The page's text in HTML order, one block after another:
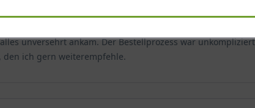
sorgfältigen Verpackung. Die Ware kam früher als
unversehrt ankam. Der Bestellprozess war
den ich gern weiterempfehle.